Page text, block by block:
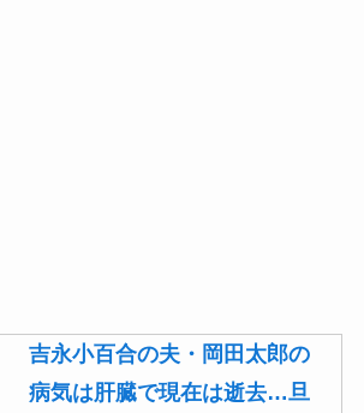
吉永小百合の夫・岡田太郎の
病気は肝臓で現在は逝去…旦